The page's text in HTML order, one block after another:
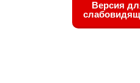
Версия